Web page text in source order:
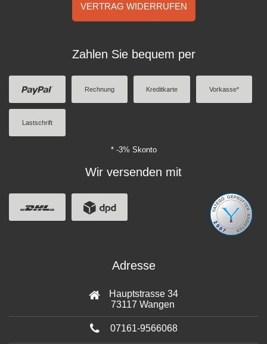
VERTRAG WIDERRUFEN
Zahlen Sie bequem per
Rechnung Kreditkarte Vorkasse*
Lastschrift
* -3% Skonto
Wir versenden mit
Adresse
Hauptstrasse 34
73117 Wangen
07161-9566068